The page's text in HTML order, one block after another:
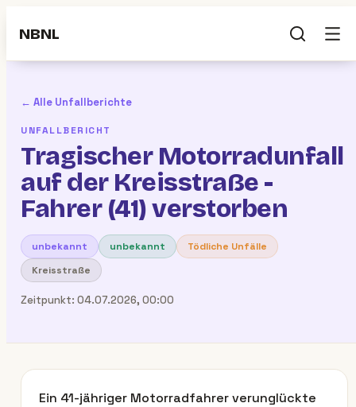
NBNL
← Alle Unfallberichte
UNFALLBERICHT
Tragischer Motorradunfall
auf der Kreisstraße -
Fahrer (41) verstorben
unbekannt unbekannt
Tödliche Unfälle
Kreisstraße
Zeitpunkt: 04.07.2026, 00:00
Ein 41-jähriger Motorradfahrer verunglückte